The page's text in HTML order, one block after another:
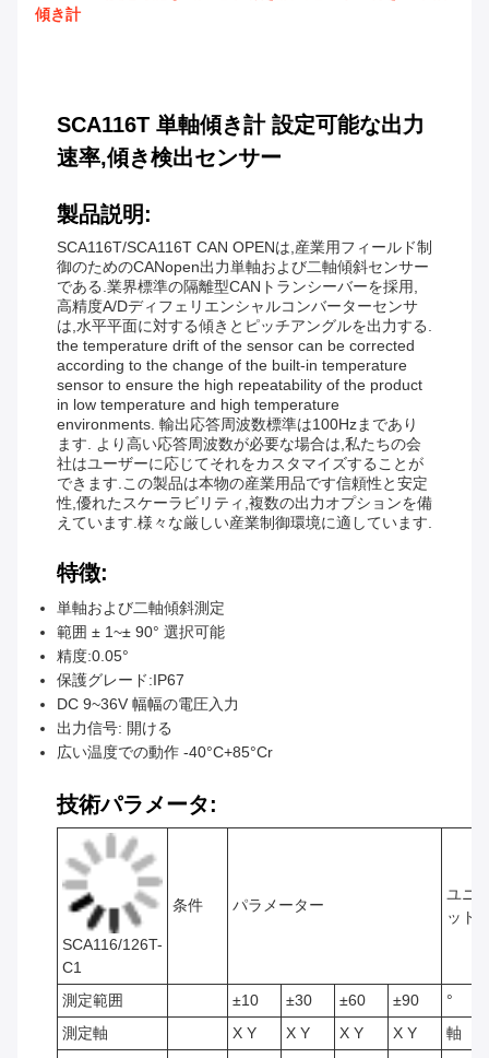
傾き計
SCA116T 単軸傾き計 設定可能な出力
速率,傾き検出センサー
製品説明:
SCA116T/SCA116T CAN OPENは,産業用フィールド制
御のためのCANopen出力単軸および二軸傾斜センサー
である.業界標準の隔離型CANトランシーバーを採用,
高精度A/Dディフェリエンシャルコンバーターセンサ
は,水平平面に対する傾きとピッチアングルを出力する.
the temperature drift of the sensor can be corrected
according to the change of the built-in temperature
sensor to ensure the high repeatability of the product
in low temperature and high temperature
environments. 輸出応答周波数標準は100Hzまであり
ます. より高い応答周波数が必要な場合は,私たちの会
社はユーザーに応じてそれをカスタマイズすることが
できます.この製品は本物の産業用品です信頼性と安定
性,優れたスケーラビリティ,複数の出力オプションを備
えています.様々な厳しい産業制御環境に適しています.
特徴:
単軸および二軸傾斜測定
範囲 ± 1~± 90° 選択可能
精度:0.05°
保護グレード:IP67
DC 9~36V 幅幅の電圧入力
出力信号: 開ける
広い温度での動作 -40°C+85°Cr
技術パラメータ:
SCA116/126T-
C1
条件 パラメーター
ユニ
ット
測定範囲 ±10 ±30 ±60 ±90
°
測定軸
X Y X Y X Y X Y
軸